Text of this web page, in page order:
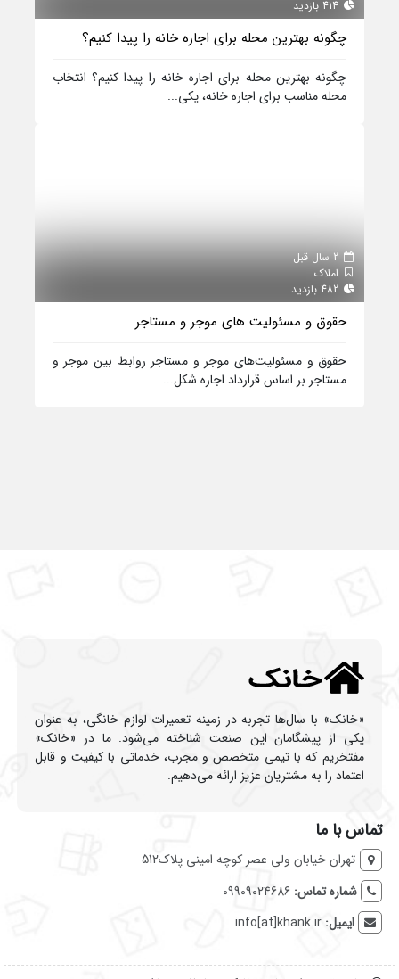
چگونه بهترین محله برای اجاره خانه را پیدا کنیم؟
چگونه بهترین محله برای اجاره خانه را پیدا کنیم؟ انتخاب
محله مناسب برای اجاره خانه، یکی...
املاک
حقوق و مسئولیت‌ های موجر و مستاجر
حقوق و مسئولیت‌های موجر و مستاجر روابط بین موجر و
مستاجر بر اساس قرارداد اجاره شکل...
«خانک» با سال‌ها تجربه در زمینه تعمیرات لوازم خانگی، به عنوان
یکی از پیشگامان این صنعت شناخته می‌شود. ما در «خانک»
مفتخریم که با تیمی متخصص و مجرب، خدماتی با کیفیت و قابل
اعتماد را به مشتریان عزیز ارائه می‌دهیم.
تماس با ما
تهران خیابان ولی عصر کوچه امینی پلاک512
شماره تماس: 09909024686
ایمیل:info[at]khank.ir